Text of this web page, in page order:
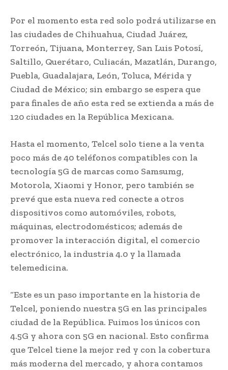
Por el momento esta red solo podrá utilizarse en
las ciudades de Chihuahua, Ciudad Juárez,
Torreón, Tijuana, Monterrey, San Luis Potosí,
Saltillo, Querétaro, Culiacán, Mazatlán, Durango,
Puebla, Guadalajara, León, Toluca, Mérida y
Ciudad de México; sin embargo se espera que
para finales de año esta red se extienda a más de
120 ciudades en la República Mexicana.
Hasta el momento, Telcel solo tiene a la venta
poco más de 40 teléfonos compatibles con la
tecnología 5G de marcas como Samsumg,
Motorola, Xiaomi y Honor, pero también se
prevé que esta nueva red conecte a otros
dispositivos como automóviles, robots,
máquinas, electrodomésticos; además de
promover la interacción digital, el comercio
electrónico, la industria 4.0 y la llamada
telemedicina.
“Este es un paso importante en la historia de
Telcel, poniendo nuestra 5G en las principales
ciudad de la República. Fuimos los únicos con
4.5G y ahora con 5G en nacional. Esto confirma
que Telcel tiene la mejor red y con la cobertura
más moderna del mercado, y ahora contamos